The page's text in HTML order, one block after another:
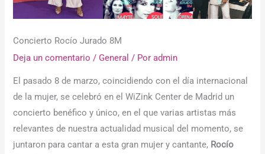
Concierto Rocío Jurado 8M
Deja un comentario / General / Poradmin
El pasado 8 de marzo, coincidiendo con el día internacional
de la mujer, se celebró en el WiZink Center de Madrid un
concierto benéfico y único, en el que varias artistas más
relevantes de nuestra actualidad musical del momento, se
juntaron para cantar a esta gran mujer y cantante, Rocío